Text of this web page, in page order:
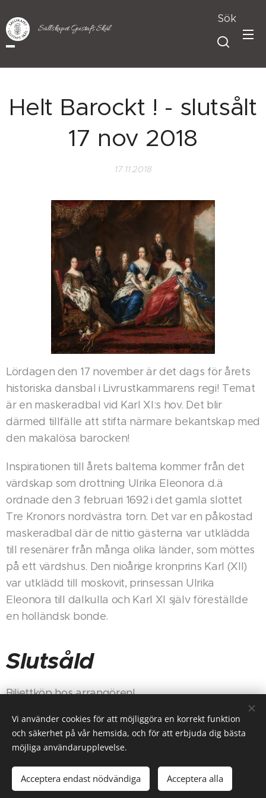
Sällskapet Gustafs Skål
Sök
Helt Barockt ! - slutsålt
17 nov 2018
17.11.2018
Lördagen den 17 november är det dags för årets
historiska dansbal i Livrustkammarens regi! Temat
är en maskeradbal vid Karl XI:s hov. Det blir
därmed tillfälle att stifta närmare bekantskap med
den makalösa barocken!
Inspirationen till årets baltema kommer från det
värdskap som drottning Ulrika Eleonora d.ä
ordnade den 3 februari 1692 i det gamla slottet
Tre Kronors nordvästra torn. Det var en påkostad
maskeradbal där de nittio gästerna var utklädda
till resenärer från många olika länder, som möttes
på ett värdshus. Den nioårige kronprins Karl (XII)
var utklädd till moskovit, prinsessan Ulrika
Eleonora till dalkulla och Karl XI själv föreställde
en holländsk bonde.
Slutsåld
Biljettköp hos arrangören!
Cookies
Språk
English
Vi använder cookies för att möjliggöra en korrekt funktion
och säkerhet på vår hemsida, och för att erbjuda dig bästa
möjliga användarupplevelse.
Acceptera endast nödvändiga Acceptera alla